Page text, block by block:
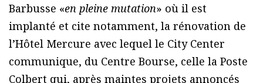
Barbusse «en pleine mutation» où il est
implanté et cite notamment, la rénovation de
l’Hôtel Mercure avec lequel le City Center
communique, du Centre Bourse, celle la Poste
Colbert qui, après maintes projets annoncés